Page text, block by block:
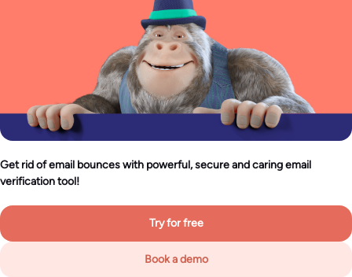
Get rid of email bounces with powerful, secure and caring email
verification tool!
Try for free
Book a demo